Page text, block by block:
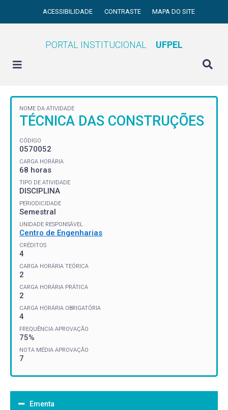
ACESSIBILIDADE CONTRASTE MAPA DO SITE
PORTAL INSTITUCIONAL UFPEL
NOME DA ATIVIDADE
TÉCNICA DAS CONSTRUÇÕES
CÓDIGO
0570052
CARGA HORÁRIA
68 horas
TIPO DE ATIVIDADE
DISCIPLINA
PERIODICIDADE
Semestral
UNIDADE RESPONSÁVEL
Centro de Engenharias
CRÉDITOS
4
CARGA HORÁRIA TEÓRICA
2
CARGA HORÁRIA PRÁTICA
2
CARGA HORÁRIA OBRIGATÓRIA
4
FREQUÊNCIA APROVAÇÃO
75%
NOTA MÉDIA APROVAÇÃO
7
Ementa